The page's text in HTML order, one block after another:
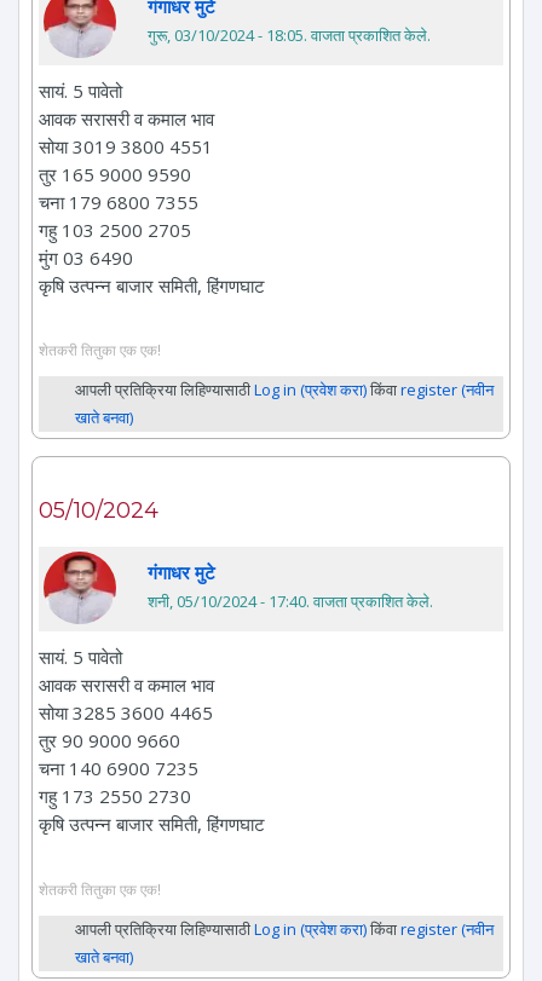
गंगाधर मुटे
गुरू, 03/10/2024 - 18:05. वाजता प्रकाशित केले.
सायं. 5 पावेतो
आवक सरासरी व कमाल भाव
सोया 3019 3800 4551
तुर 165 9000 9590
चना 179 6800 7355
गहु 103 2500 2705
मुंग 03 6490
कृषि उत्पन्न बाजार समिती, हिंगणघाट
शेतकरी तितुका एक एक!
आपली प्रतिक्रिया लिहिण्यासाठीLog in (प्रवेश करा)किंवाregister (नवीन
खाते बनवा)
05/10/2024
गंगाधर मुटे
शनी, 05/10/2024 - 17:40. वाजता प्रकाशित केले.
सायं. 5 पावेतो
आवक सरासरी व कमाल भाव
सोया 3285 3600 4465
तुर 90 9000 9660
चना 140 6900 7235
गहु 173 2550 2730
कृषि उत्पन्न बाजार समिती, हिंगणघाट
शेतकरी तितुका एक एक!
आपली प्रतिक्रिया लिहिण्यासाठीLog in (प्रवेश करा)किंवाregister (नवीन
खाते बनवा)